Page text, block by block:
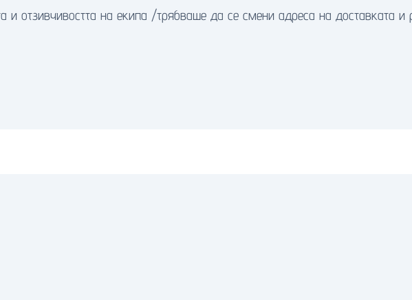
и отзивчивостта на екипа /трябваше да се смени адреса на доставката и